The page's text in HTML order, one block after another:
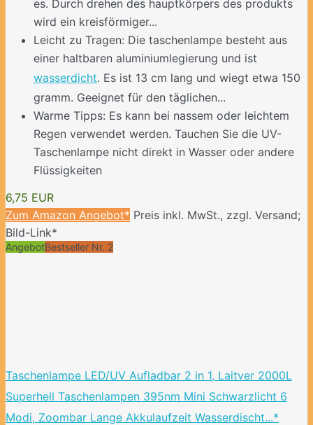
es. Durch drehen des hauptkörpers des produkts
wird ein kreisförmiger...
Leicht zu Tragen: Die taschenlampe besteht aus
einer haltbaren aluminiumlegierung und ist
wasserdicht. Es ist 13 cm lang und wiegt etwa 150
gramm. Geeignet für den täglichen...
Warme Tipps: Es kann bei nassem oder leichtem
Regen verwendet werden. Tauchen Sie die UV-
Taschenlampe nicht direkt in Wasser oder andere
Flüssigkeiten
6,75 EUR
Zum Amazon Angebot* Preis inkl. MwSt., zzgl. Versand;
Bild-Link*
AngebotBestseller Nr. 2
Taschenlampe LED/UV Aufladbar 2 in 1, Laitver 2000L
Superhell Taschenlampen 395nm Mini Schwarzlicht 6
Modi, Zoombar Lange Akkulaufzeit Wasserdischt...*